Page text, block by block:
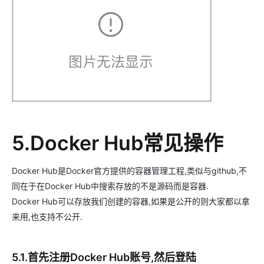
5.Docker Hub常见操作
Docker Hub是Docker官方提供的容器管理工程,类似与github,不
同在于在Docker Hub中搜索存放的不是源码而是容器.
Docker Hub可以存放我们创建的容器,如果是公开的则大家都以拿
来用,也支持不公开.
5.1.首先注册Docker Hub账号,然后登陆